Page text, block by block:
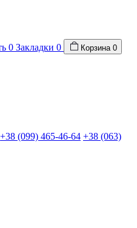
0 Закладки 0 Корзина 0
+38 (099) 465-46-64 +38 (063)